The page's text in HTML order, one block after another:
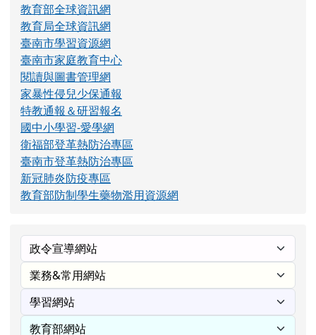
教育部全球資訊網
教育局全球資訊網
臺南市學習資源網
臺南市家庭教育中心
閱讀與圖書管理網
家暴性侵兒少保通報
特教通報＆研習報名
國中小學習-愛學網
衛福部登革熱防治專區
臺南市登革熱防治專區
新冠肺炎防疫專區
教育部防制學生藥物濫用資源網